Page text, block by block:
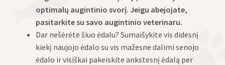
optimalų augintinio svorį. Jeigu abejojate,
pasitarkite su savo augintinio veterinaru.
Dar nešėrėte šiuo ėdalu? Sumaišykite vis didesnį
kiekį naujojo ėdalo su vis mažesne dalimi senojo
ėdalo ir visiškai pakeiskite ankstesnį ėdalą per